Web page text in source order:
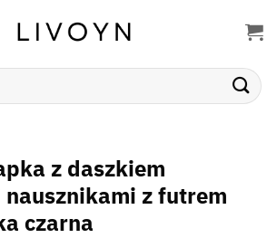
z daszkiem
z futrem
czarna